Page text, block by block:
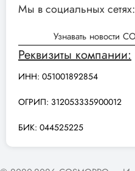
Мы в социальных сетях:
Узнавать новости
Реквизиты компании:
ИНН: 051001892854
ОГРИП: 312053335900012
БИК: 044525225